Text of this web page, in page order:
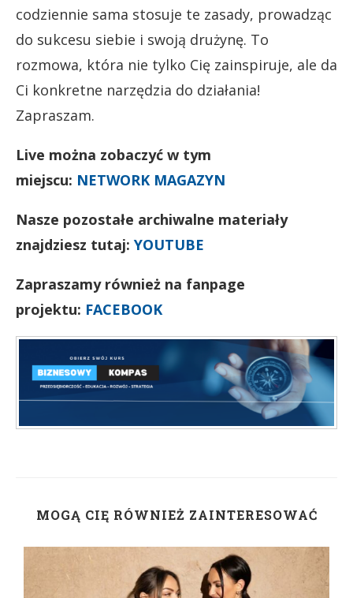
codziennie sama stosuje te zasady, prowadząc
do sukcesu siebie i swoją drużynę. To
rozmowa, która nie tylko Cię zainspiruje, ale da
Ci konkretne narzędzia do działania!
Zapraszam.
Live można zobaczyć w tym
miejscu: NETWORK MAGAZYN
Nasze pozostałe archiwalne materiały
znajdziesz tutaj: YOUTUBE
Zapraszamy również na fanpage
projektu: FACEBOOK
MOGĄ CIĘ RÓWNIEŻ ZAINTERESOWAĆ